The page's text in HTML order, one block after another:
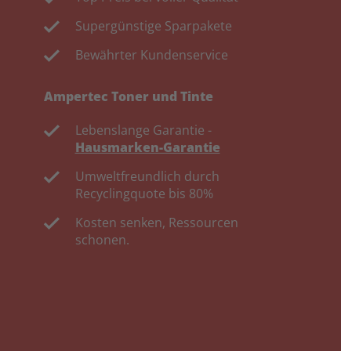
Supergünstige Sparpakete
Bewährter Kundenservice
Ampertec Toner und Tinte
Lebenslange Garantie -
Hausmarken-Garantie
Umweltfreundlich durch
Recyclingquote bis 80%
Kosten senken, Ressourcen
schonen.